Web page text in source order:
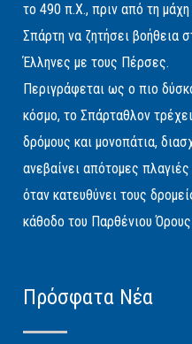
το 490 π.Χ., πριν από τη
Σπάρτη να ζητήσει βοήθεια
Έλληνες με τους Πέρσες.
Περιγράφεται ως ο πιο
κόσμο, το Σπάρταθλον
δρόμους και μονοπάτια,
ανεβαίνει απότομες
όταν κατευθύνει τους
κάθοδο του Παρθένιου
Πρόσφατα Νέα